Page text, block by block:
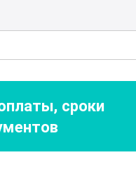
поможет
необходимые
что является
успешной
сроки